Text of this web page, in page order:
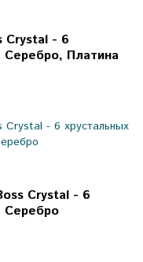
Crystal - 6
Платина
Crystal - 6
Серебро